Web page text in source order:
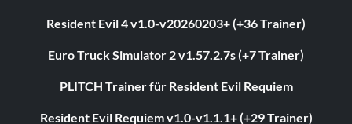
Resident Evil 4 v1.0-v20260203+ (+36 Trainer)
Euro Truck Simulator 2 v1.57.2.7s (+7 Trainer)
PLITCH Trainer für Resident Evil Requiem
Resident Evil Requiem v1.0-v1.1.1+ (+29 Trainer)